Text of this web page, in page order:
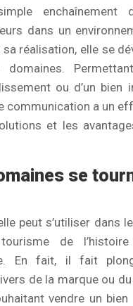
dans un
réalisation, elle se
ou d’un bien
communication a un
et les
se
peut s’utiliser dans
de
En fait, il fait
de la marque ou
vendre un bien